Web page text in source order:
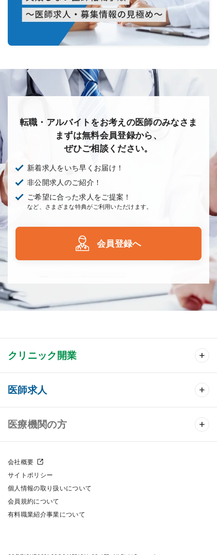
転職・アルバイトをお考えの医師のみなさま
まずは無料会員登録から、
ぜひご相談ください。
新着求人をいち早くお届け！
非公開求人のご紹介！
ご希望に合った求人をご提案！
など、さまざまな特典がご利用いただけます。
会員登録へ
クリニック開業
クリニック開業 TOP
クリニック物件検索
クリニックの開業スタイル
クリニック開業までの流れ
開業支援事例
医師求人
医師求人 TOP
常勤求人検索
スポット求人検索
医療機関の方
採用をお考えの医療機関の方
会社概要
サイトポリシー
個人情報の取り扱いについて
会員規約について
有料職業紹介事業について